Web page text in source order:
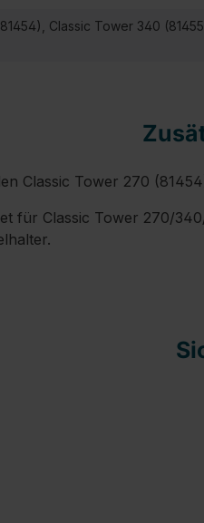
Classic Tower 340
Classic Tower 270
für Classic Tower 270/